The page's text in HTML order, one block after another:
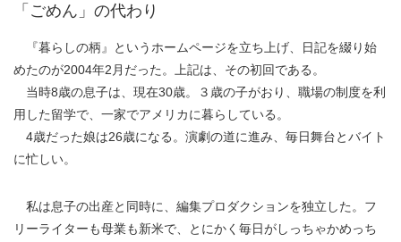
「ごめん」の代わり
『暮らしの柄』というホームページを立ち上げ、日記を綴り始
めたのが2004年2月だった。上記は、その初回である。
当時8歳の息子は、現在30歳。３歳の子がおり、職場の制度を利
用した留学で、一家でアメリカに暮らしている。
4歳だった娘は26歳になる。演劇の道に進み、毎日舞台とバイト
に忙しい。
私は息子の出産と同時に、編集プロダクションを独立した。フ
リーライターも母業も新米で、とにかく毎日がしっちゃかめっち